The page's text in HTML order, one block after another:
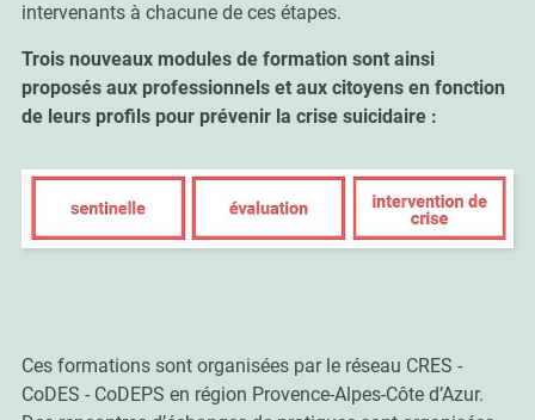
intervenants à chacune de ces étapes.
Trois nouveaux modules de formation sont ainsi
proposés aux professionnels et aux citoyens en fonction
de leurs profils pour prévenir la crise suicidaire :
Ces formations sont organisées par le réseau CRES -
CoDES - CoDEPS en région Provence-Alpes-Côte d’Azur.